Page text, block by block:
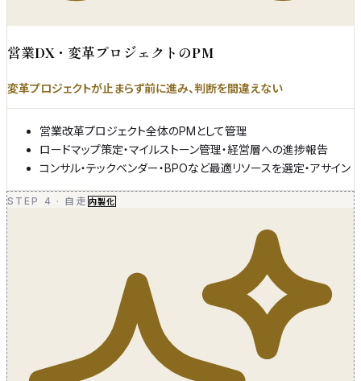
営業DX・変革プロジェクトのPM
変革プロジェクトが止まらず前に進み、判断を間違えない
営業改革プロジェクト全体のPMとして管理
ロードマップ策定・マイルストーン管理・経営層への進捗報告
コンサル・テックベンダー・BPOなど最適リソースを選定・アサイン
STEP 4 · 自走 内製化